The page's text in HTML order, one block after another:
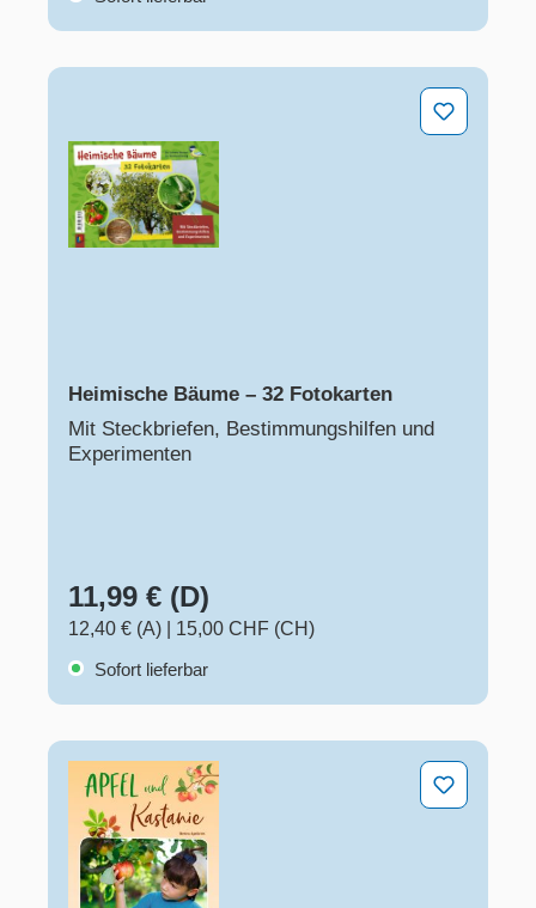
Heimische Bäume – 32 Fotokarten
Mit Steckbriefen, Bestimmungshilfen und
Experimenten
11,99 € (D)
12,40 € (A)
15,00 CHF (CH)
Sofort lieferbar
Apfel und Kastanie – Kinder erleben unsere Bäume